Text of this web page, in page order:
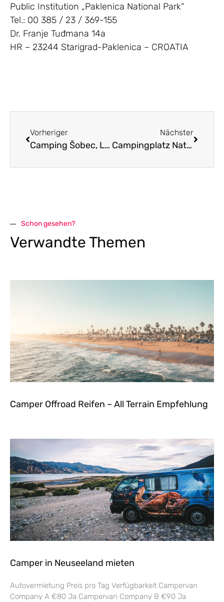
Public Institution „Paklenica National Park“
Tel.: 00 385 / 23 / 369-155
Dr. Franje Tuđmana 14a
HR – 23244 Starigrad-Paklenica – CROATIA
Vorheriger
Camping Šobec, Lesce – Bled Slowenien
Nächster
Campingplatz Natterer See – Camping im Herzen Tirols
Schon gesehen?
Verwandte Themen
Camper Offroad Reifen – All Terrain Empfehlung
Camper in Neuseeland mieten
Autovermietung Preis pro Tag Verfügbarkeit Campervan
Company A €80 Ja Campervan Company B €90 Ja